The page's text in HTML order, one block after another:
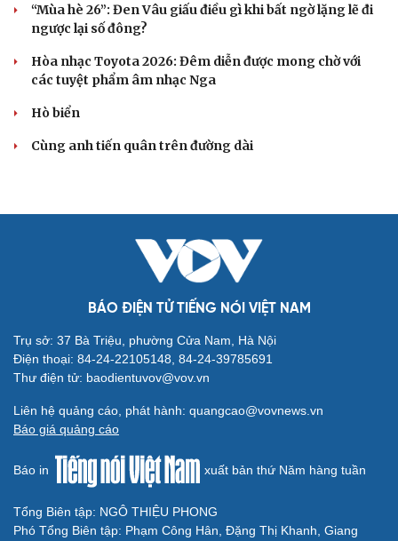
“Mùa hè 26”: Đen Vâu giấu điều gì khi bất ngờ lặng lẽ đi
ngược lại số đông?
Hòa nhạc Toyota 2026: Đêm diễn được mong chờ với
các tuyệt phẩm âm nhạc Nga
Hò biển
Cùng anh tiến quân trên đường dài
BÁO ĐIỆN TỬ TIẾNG NÓI VIỆT NAM
Trụ sở: 37 Bà Triệu, phường Cửa Nam, Hà Nội
Điện thoại: 84-24-22105148, 84-24-39785691
Thư điện tử: baodientuvov@vov.vn
Liên hệ quảng cáo, phát hành: quangcao@vovnews.vn
Báo giá quảng cáo
Báo in xuất bản thứ Năm hàng tuần
Tổng Biên tập: NGÔ THIỆU PHONG
Phó Tổng Biên tập: Phạm Công Hân, Đặng Thị Khanh, Giang